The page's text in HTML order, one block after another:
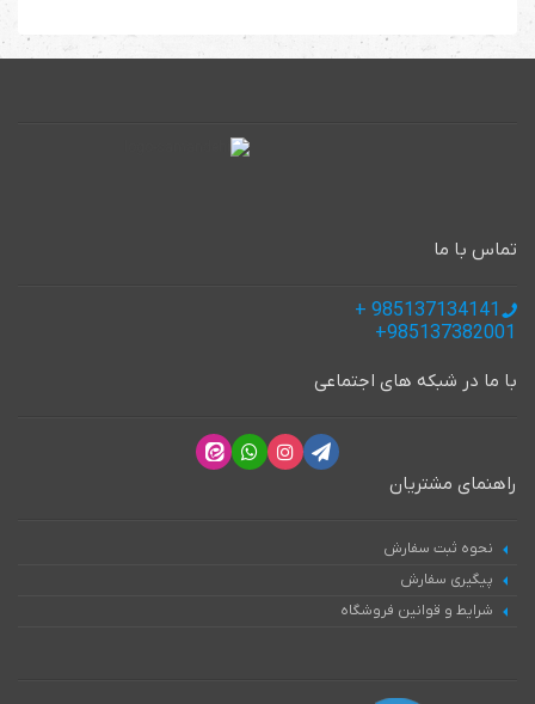
تماس با ما
با ما در شبکه های اجتماعی
راهنمای مشتریان
نحوه ثبت سفارش
پیگیری سفارش
شرایط و قوانین فروشگاه